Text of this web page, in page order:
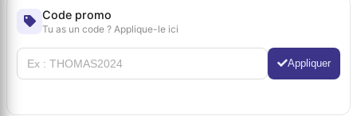
Code promo
Tu as un code ? Applique-le ici
Appliquer